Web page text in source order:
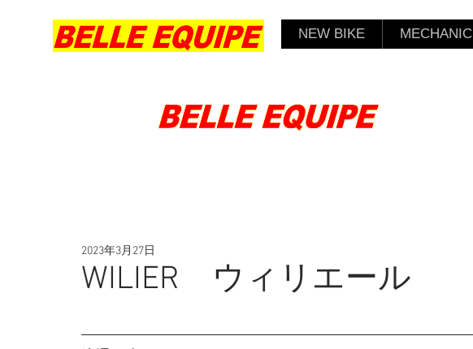
NEW BIKE MECHANIC
WILIER ウィリエール
2023年3月27日